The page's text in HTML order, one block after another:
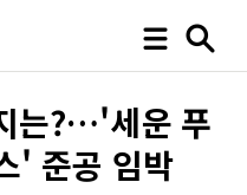
는?…'세운 푸
' 준공 임박